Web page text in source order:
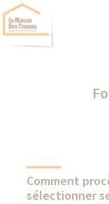
Comment
sélectionner